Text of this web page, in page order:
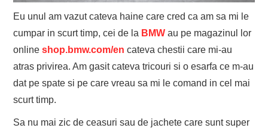
Eu unul am vazut cateva haine care cred ca am sa mi le
cumpar in scurt timp, cei de la BMW au pe magazinul lor
onlineshop.bmw.com/en cateva chestii care mi-au
atras privirea. Am gasit cateva tricouri si o esarfa ce m-au
dat pe spate si pe care vreau sa mi le comand in cel mai
scurt timp.
Sa nu mai zic de ceasuri sau de jachete care sunt super